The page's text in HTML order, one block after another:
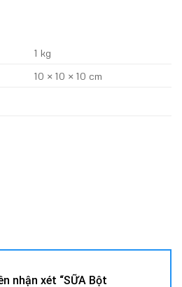
1 kg
10 × 10 × 10 cm
nhận xét “SỮA Bột